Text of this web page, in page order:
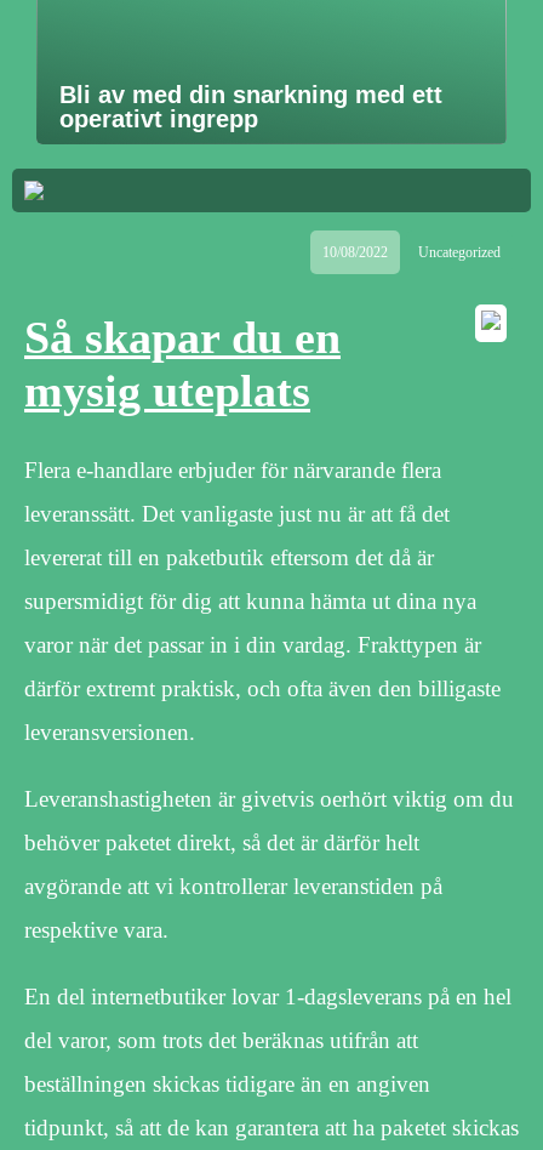
Bli av med din snarkning med ett
operativt ingrepp
10/08/2022 Uncategorized
Så skapar du en
mysig uteplats
Flera e-handlare erbjuder för närvarande flera
leveranssätt. Det vanligaste just nu är att få det
levererat till en paketbutik eftersom det då är
supersmidigt för dig att kunna hämta ut dina nya
varor när det passar in i din vardag. Frakttypen är
därför extremt praktisk, och ofta även den billigaste
leveransversionen.
Leveranshastigheten är givetvis oerhört viktig om du
behöver paketet direkt, så det är därför helt
avgörande att vi kontrollerar leveranstiden på
respektive vara.
En del internetbutiker lovar 1-dagsleverans på en hel
del varor, som trots det beräknas utifrån att
beställningen skickas tidigare än en angiven
tidpunkt, så att de kan garantera att ha paketet skickas